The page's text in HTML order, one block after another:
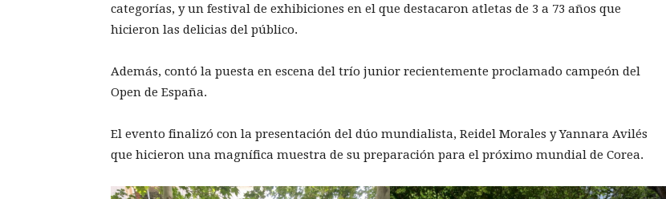
categorías, y un festival de exhibiciones en el que destacaron atletas de 3 a 73 años que
hicieron las delicias del público.
Además, contó la puesta en escena del trío junior recientemente proclamado campeón del
Open de España.
El evento finalizó con la presentación del dúo mundialista, Reidel Morales y Yannara Avilés
que hicieron una magnífica muestra de su preparación para el próximo mundial de Corea.